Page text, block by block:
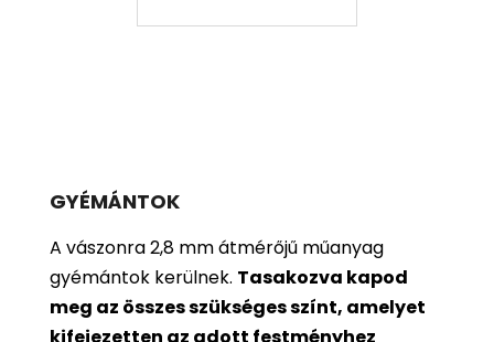
GYÉMÁNTOK
A vászonra 2,8 mm átmérőjű műanyag
gyémántok kerülnek. Tasakozva kapod
meg az összes szükséges színt, amelyet
kifejezetten az adott festményhez